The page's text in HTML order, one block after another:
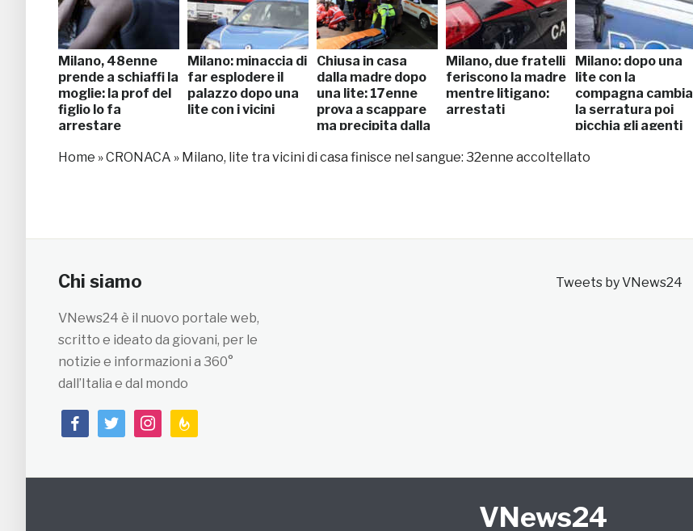
Milano, 48enne
prende a schiaffi la
moglie: la prof del
figlio lo fa
arrestare
Milano: minaccia di
far esplodere il
palazzo dopo una
lite con i vicini
Chiusa in casa
dalla madre dopo
una lite: 17enne
prova a scappare
ma precipita dalla
Milano, due fratelli
feriscono la madre
mentre litigano:
arrestati
Milano: dopo una
lite con la
compagna cambia
la serratura poi
picchia gli agenti
Home »CRONACA » Milano, lite tra vicini di casa finisce nel sangue: 32enne accoltellato
Chi siamo
VNews24 è il nuovo portale web,
scritto e ideato da giovani, per le
notizie e informazioni a 360°
dall’Italia e dal mondo
facebooktwitterinstagramfeedburner
Tweets by VNews24
VNews24